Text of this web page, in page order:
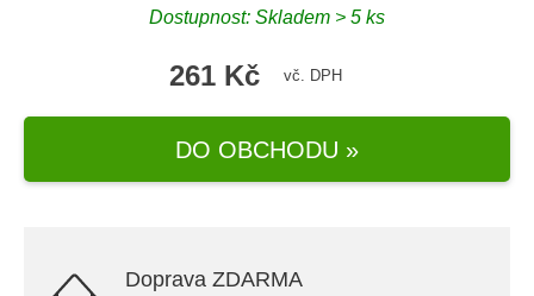
Dostupnost: Skladem > 5 ks
261 Kč vč. DPH
DO OBCHODU »
Doprava ZDARMA